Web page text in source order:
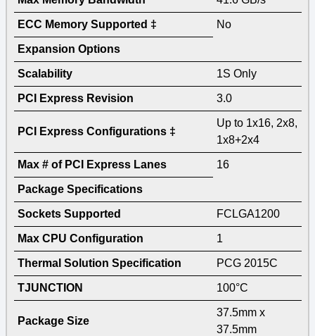
ECC Memory Supported ‡ No
Expansion Options
Scalability 1S Only
PCI Express Revision 3.0
PCI Express Configurations ‡
Up to 1x16, 2x8,
1x8+2x4
Max # of PCI Express Lanes 16
Package Specifications
Sockets Supported FCLGA1200
Max CPU Configuration 1
Thermal Solution Specification PCG 2015C
TJUNCTION 100°C
Package Size
37.5mm x
37.5mm